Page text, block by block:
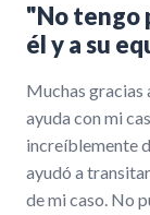
"No tengo
él y a su
Muchas gracias
ayuda con mi
increíblemente
ayudó a
de mi caso. No